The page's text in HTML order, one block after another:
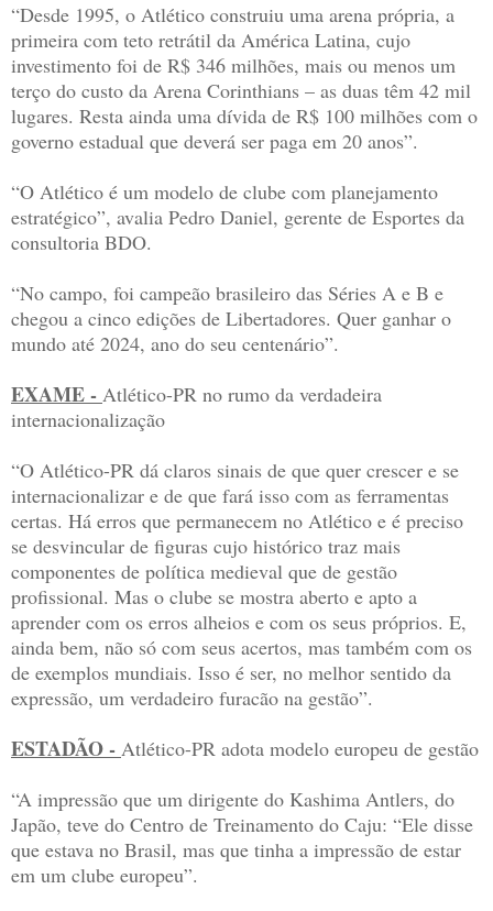
“Desde 1995, o Atlético construiu uma arena própria, a
primeira com teto retrátil da América Latina, cujo
investimento foi de R$ 346 milhões, mais ou menos um
terço do custo da Arena Corinthians – as duas têm 42 mil
lugares. Resta ainda uma dívida de R$ 100 milhões com o
governo estadual que deverá ser paga em 20 anos”.
“O Atlético é um modelo de clube com planejamento
estratégico”, avalia Pedro Daniel, gerente de Esportes da
consultoria BDO.
“No campo, foi campeão brasileiro das Séries A e B e
chegou a cinco edições de Libertadores. Quer ganhar o
mundo até 2024, ano do seu centenário”.
EXAME - Atlético-PR no rumo da verdadeira
internacionalização
“O Atlético-PR dá claros sinais de que quer crescer e se
internacionalizar e de que fará isso com as ferramentas
certas. Há erros que permanecem no Atlético e é preciso
se desvincular de figuras cujo histórico traz mais
componentes de política medieval que de gestão
profissional. Mas o clube se mostra aberto e apto a
aprender com os erros alheios e com os seus próprios. E,
ainda bem, não só com seus acertos, mas também com os
de exemplos mundiais. Isso é ser, no melhor sentido da
expressão, um verdadeiro furacão na gestão”.
ESTADÃO - Atlético-PR adota modelo europeu de gestão
“A impressão que um dirigente do Kashima Antlers, do
Japão, teve do Centro de Treinamento do Caju: “Ele disse
que estava no Brasil, mas que tinha a impressão de estar
em um clube europeu”.